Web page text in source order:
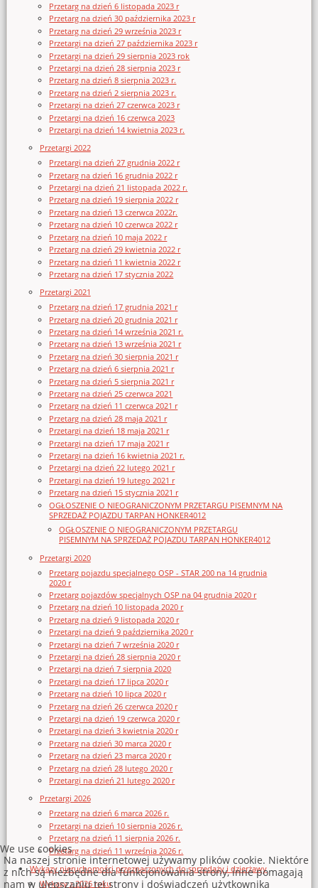
Przetarg na dzień 6 listopada 2023 r
Przetarg na dzień 30 października 2023 r
Przetarg na dzień 29 września 2023 r
Przetargi na dzień 27 października 2023 r
Przetargi na dzień 29 sierpnia 2023 rok
Przetargi na dzień 28 sierpnia 2023 r
Przetarg na dzień 8 sierpnia 2023 r.
Przetarg na dzień 2 sierpnia 2023 r.
Przetargi na dzień 27 czerwca 2023 r
Przetargi na dzień 16 czerwca 2023
Przetargi na dzień 14 kwietnia 2023 r.
Przetargi 2022
Przetargi na dzień 27 grudnia 2022 r
Przetarg na dzień 16 grudnia 2022 r
Przetargi na dzień 21 listopada 2022 r.
Przetarg na dzień 19 sierpnia 2022 r
Przetarg na dzień 13 czerwca 2022r.
Przetarg na dzień 10 czerwca 2022 r
Przetarg na dzień 10 maja 2022 r
Przetarg na dzień 29 kwietnia 2022 r
Przetarg na dzień 11 kwietnia 2022 r
Przetarg na dzień 17 stycznia 2022
Przetargi 2021
Przetarg na dzień 17 grudnia 2021 r
Przetarg na dzień 20 grudnia 2021 r
Przetarg na dzień 14 września 2021 r.
Przetarg na dzień 13 września 2021 r
Przetarg na dzień 30 sierpnia 2021 r
Przetarg na dzień 6 sierpnia 2021 r
Przetarg na dzień 5 sierpnia 2021 r
Przetarg na dzień 25 czerwca 2021
Przetarg na dzień 11 czerwca 2021 r
Przetarg na dzień 28 maja 2021 r
Przetargi na dzień 18 maja 2021 r
Przetargi na dzień 17 maja 2021 r
Przetargi na dzień 16 kwietnia 2021 r.
Przetargi na dzień 22 lutego 2021 r
Przetargi na dzień 19 lutego 2021 r
Przetarg na dzień 15 stycznia 2021 r
OGŁOSZENIE O NIEOGRANICZONYM PRZETARGU PISEMNYM NA
SPRZEDAŻ POJAZDU TARPAN HONKER4012
OGŁOSZENIE O NIEOGRANICZONYM PRZETARGU
PISEMNYM NA SPRZEDAŻ POJAZDU TARPAN HONKER4012
Przetargi 2020
Przetarg pojazdu specjalnego OSP - STAR 200 na 14 grudnia
2020 r
Przetarg pojazdów specjalnych OSP na 04 grudnia 2020 r
Przetarg na dzień 10 listopada 2020 r
Przetarg na dzień 9 listopada 2020 r
Przetargi na dzień 9 października 2020 r
Przetargi na dzień 7 września 2020 r
Przetargi na dzień 28 sierpnia 2020 r
Przetargi na dzień 7 sierpnia 2020
Przetargi na dzień 17 lipca 2020 r
Przetarg na dzień 10 lipca 2020 r
Przetarg na dzień 26 czerwca 2020 r
Przetargi na dzień 19 czerwca 2020 r
Przetargi na dzień 3 kwietnia 2020 r
Przetarg na dzień 30 marca 2020 r
Przetarg na dzień 23 marca 2020 r
Przetarg na dzień 28 lutego 2020 r
Przetargi na dzień 21 lutego 2020 r
Przetargi 2026
Przetarg na dzień 6 marca 2026 r.
Przetargi na dzień 10 sierpnia 2026 r.
Przetarg na dzień 11 sierpnia 2026 r.
Przetarg na dzień 11 września 2026 r.
Wykazy nieruchomości przeznaczonych do sprzedaży i dzierżawy
Wykazy z 2026 roku
We use cookies
Na naszej stronie internetowej używamy plików cookie. Niektóre
z nich są niezbędne dla funkcjonowania strony, inne pomagają
nam w ulepszaniu tej strony i doświadczeń użytkownika